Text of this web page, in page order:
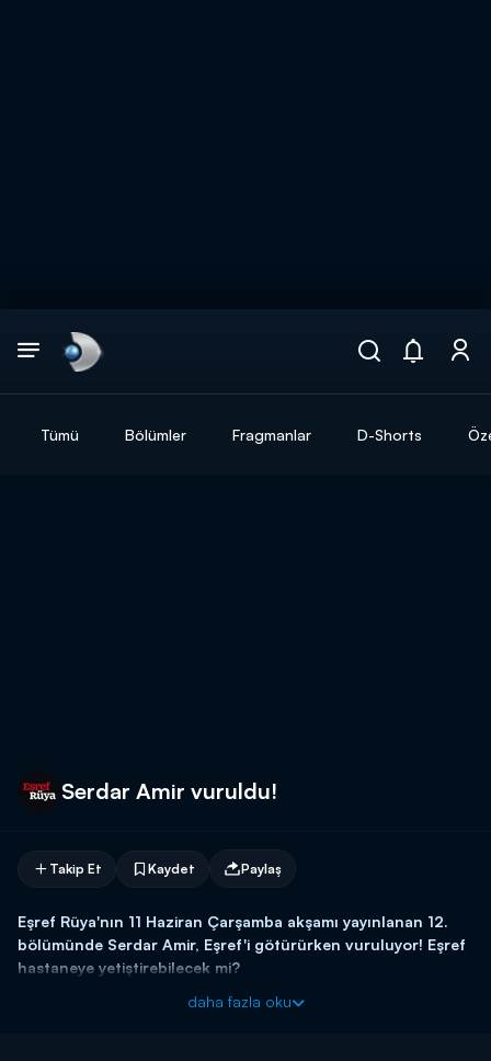
Tümü Bölümler Fragmanlar D-Shorts
Serdar Amir vuruldu!
Takip Et Kaydet Paylaş
Eşref Rüya'nın 11 Haziran Çarşamba akşamı yayınlanan 12.
bölümünde Serdar Amir, Eşref'i götürürken vuruluyor! Eşref
hastaneye yetiştirebilecek mi?
Eşref Rüya çarşamba 20.00'de Kanal D'de!
daha fazla oku